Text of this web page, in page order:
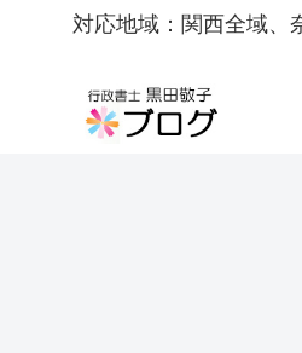
対応地域：関西全域、